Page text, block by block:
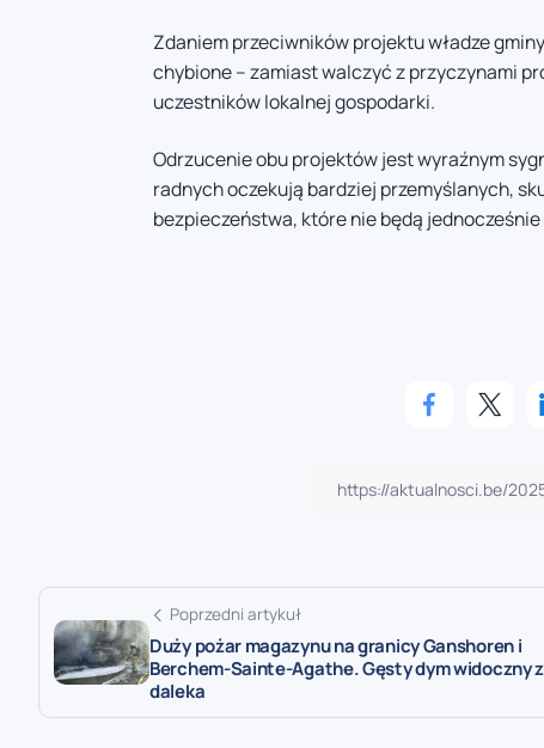
Zdaniem przeciwników projektu władze
chybione – zamiast walczyć z przyczynami
uczestników lokalnej gospodarki.
Odrzucenie obu projektów jest wyraźnym
radnych oczekują bardziej przemyślanych,
bezpieczeństwa, które nie będą
Poprzedni artykuł
Duży pożar magazynu na granicy Ganshoren i
Berchem-Sainte-Agathe. Gęsty dym widoczny z
daleka